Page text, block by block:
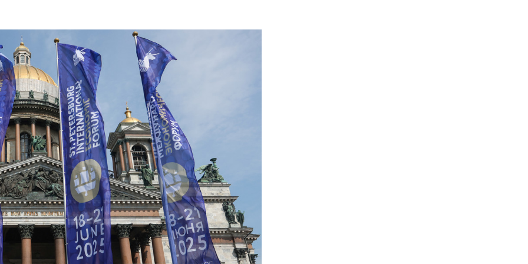
seguridad nacional. En el medio, los dos países
de control sin reglas ni frenos.
que Estados Unidos recorte su apoyo político y
parte de su territorio. Washington usa ese
que China no compense las sanciones contra
Pekín no quiere conceder sin obtener algo a
reuniones
probable: reapertura de canales de
seguridad, con algún anuncio menor en
optimista: compromisos en inteligencia
en Taiwán. Lo más oscuro: Trump llega